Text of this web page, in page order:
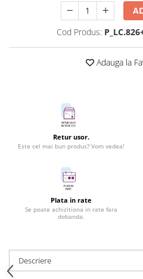
Cod Produs:
Adauga la
Retur usor.
Este cel mai bun produs? Vom vedea!
Plata in rate
Se poate achizitiona in rate fara
dobanda.
Descriere